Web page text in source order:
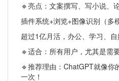
🔹亮点：文案撰写、写小说、
插件系统+浏览+图像识别（多
超过1亿月活，办公、学习、
🔹适合：所有用户，尤其是需
🔹推荐理由：ChatGPT就像你
一次！